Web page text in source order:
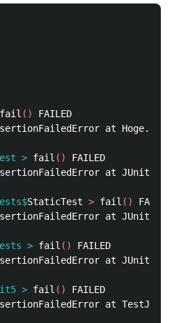
fail ()
at
> fail ()
at
StaticTest > fail ()
at
> fail ()
at
> fail ()
at